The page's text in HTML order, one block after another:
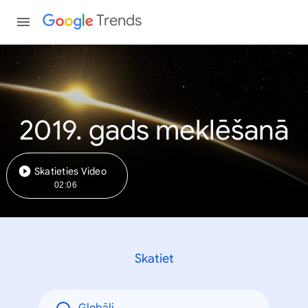
Trends
2019. gads meklēšanā
Skatieties Video
02:06
Skatiet